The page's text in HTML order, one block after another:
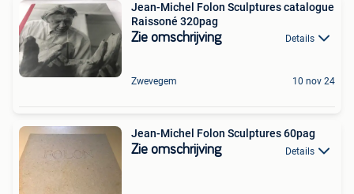
Jean-Michel Folon Sculptures catalogue
Raissoné 320pag
Zie omschrijving Details
Zwevegem 10 nov 24
Jean-Michel Folon Sculptures 60pag
Zie omschrijving Details